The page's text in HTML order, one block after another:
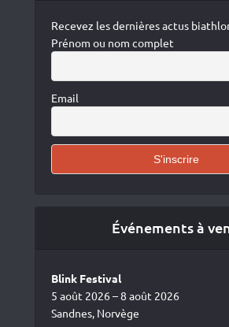
Recevez les dernières actus
Prénom ou nom complet
Email
Événements à
Blink Festival
5 août 2026 – 8 août 2026
Sandnes, Norvège